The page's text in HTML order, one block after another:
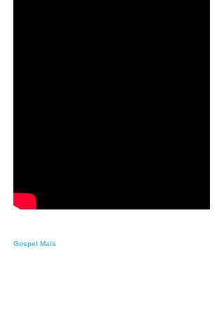
Gospel Mais